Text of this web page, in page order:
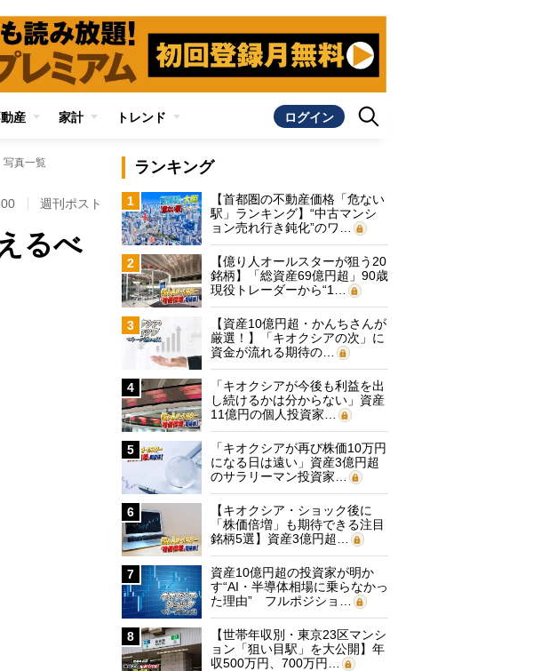
産 家計 トレンド ログイン
写真一覧
週刊ポスト
るべ
ランキング
1
【首都圏の不動産価格「危ない
駅」ランキング】“中古マンシ
ョン売れ行き鈍化”のワ…
2
【億り人オールスターが狙う20
銘柄】「総資産69億円超」90歳
現役トレーダーから“1…
3
【資産10億円超・かんちさんが
厳選！】「キオクシアの次」に
資金が流れる期待の…
4
「キオクシアが今後も利益を出
し続けるかは分からない」資産
11億円の個人投資家…
5
「キオクシアが再び株価10万円
になる日は遠い」資産3億円超
のサラリーマン投資家…
6
【キオクシア・ショック後に
「株価倍増」も期待できる注目
銘柄5選】資産3億円超…
7
資産10億円超の投資家が明か
す“AI・半導体相場に乗らなかっ
た理由” フルポジショ…
8
【世帯年収別・東京23区マンシ
ョン「狙い目駅」を大公開】年
収500万円、700万円…